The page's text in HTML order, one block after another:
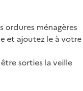
ordures ménagères
et ajoutez le à votre
sorties la veille